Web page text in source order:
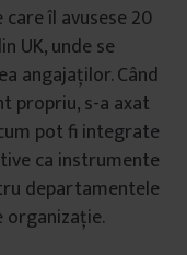
îl avusese 20
UK, unde se
angajaților. Când
propriu, s-a axat
pot fi integrate
ca instrumente
departamentele
organizație.